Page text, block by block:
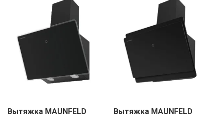
Вытяжка MAUNFELD
Вытяжка MAUNFELD